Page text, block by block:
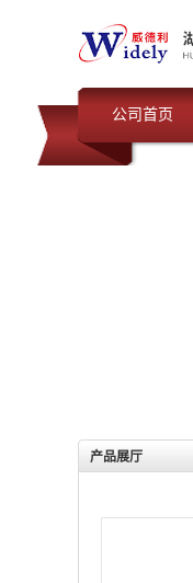
公司首页
产品展厅